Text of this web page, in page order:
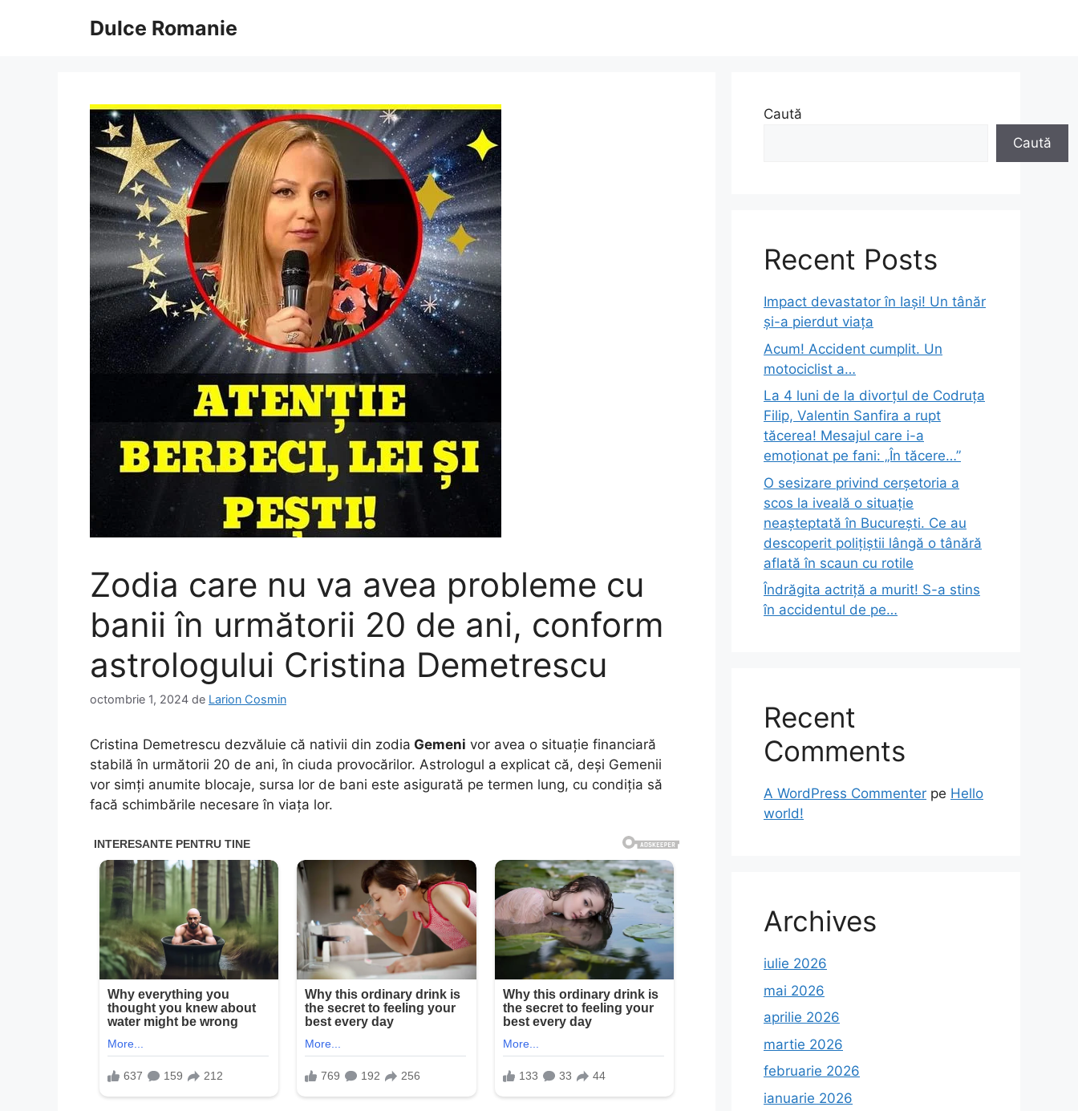
Dulce Romanie
Zodia care nu va avea probleme cu
banii în următorii 20 de ani, conform
astrologului Cristina Demetrescu
octombrie 1, 2024 de Larion Cosmin
Cristina Demetrescu dezvăluie că nativii din zodia Gemeni vor avea o situație financiară
stabilă în următorii 20 de ani, în ciuda provocărilor. Astrologul a explicat că, deși Gemenii
vor simți anumite blocaje, sursa lor de bani este asigurată pe termen lung, cu condiția să
facă schimbările necesare în viața lor.
Caută
Caută
Recent Posts
Impact devastator în Iași! Un tânăr
și-a pierdut viața
Acum! Accident cumplit. Un
motociclist a…
La 4 luni de la divorțul de Codruța
Filip, Valentin Sanfira a rupt
tăcerea! Mesajul care i-a
emoționat pe fani: „În tăcere…”
O sesizare privind cerșetoria a
scos la iveală o situație
neașteptată în București. Ce au
descoperit polițiștii lângă o tânără
aflată în scaun cu rotile
Îndrăgita actriță a murit! S-a stins
în accidentul de pe…
Recent
Comments
A WordPress Commenter pe Hello
world!
Archives
iulie 2026
mai 2026
aprilie 2026
martie 2026
februarie 2026
ianuarie 2026